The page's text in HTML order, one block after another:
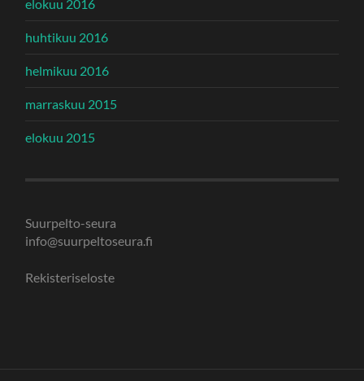
elokuu 2016
huhtikuu 2016
helmikuu 2016
marraskuu 2015
elokuu 2015
Suurpelto-seura
info@suurpeltoseura.fi
Rekisteriseloste